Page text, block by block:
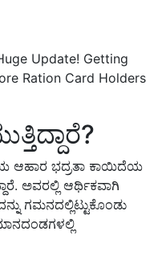
Update! Getting
Ration Card Holders
ಆಹಾರ ಭದ್ರತಾ ಕಾಯಿದೆಯ
ಅವರಲ್ಲಿ ಆರ್ಥಿಕವಾಗಿ
ಗಮನದಲ್ಲಿಟ್ಟುಕೊಂಡು